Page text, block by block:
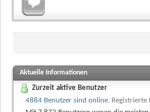
Aktuelle Informationen
Zurzeit aktive Benutzer
4884 Benutzer sind online. Registrierte